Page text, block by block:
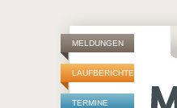
MELDUNGEN
LAUFBERICHTE
TERMINE